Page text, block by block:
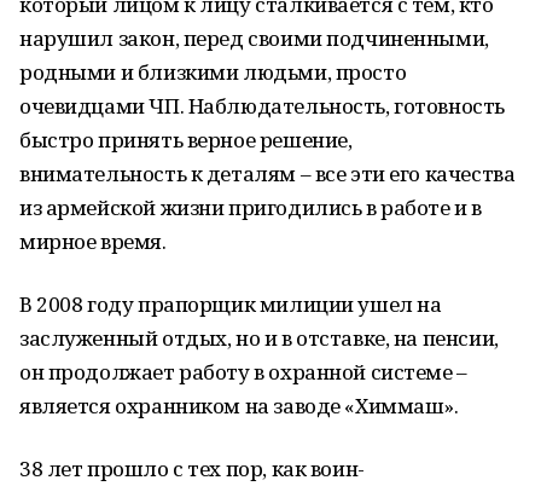
нарушил закон, перед своими подчиненными,
родными и близкими людьми, просто
очевидцами ЧП. Наблюдательность, готовность
быстро принять верное решение,
внимательность к деталям – все эти его качества
из армейской жизни пригодились в работе и в
мирное время.
В 2008 году прапорщик милиции ушел на
заслуженный отдых, но и в отставке, на пенсии,
он продолжает работу в охранной системе –
является охранником на заводе «Химмаш».
38 лет прошло с тех пор, как воин-